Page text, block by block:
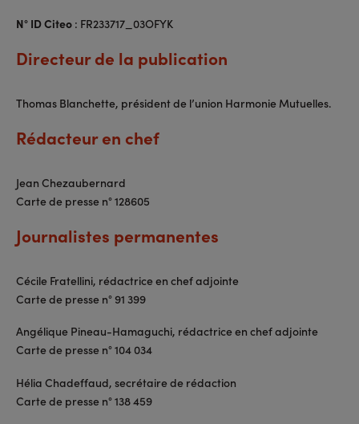
N° ID Citeo : FR233717_03OFYK
Directeur de la publication
Thomas Blanchette, président de l’union Harmonie Mutuelles.
Rédacteur en chef
Jean Chezaubernard
Carte de presse n° 128605
Journalistes permanentes
Cécile Fratellini, rédactrice en chef adjointe
Carte de presse n° 91 399
Angélique Pineau-Hamaguchi, rédactrice en chef adjointe
Carte de presse n° 104 034
Hélia Chadeffaud, secrétaire de rédaction
Carte de presse n° 138 459